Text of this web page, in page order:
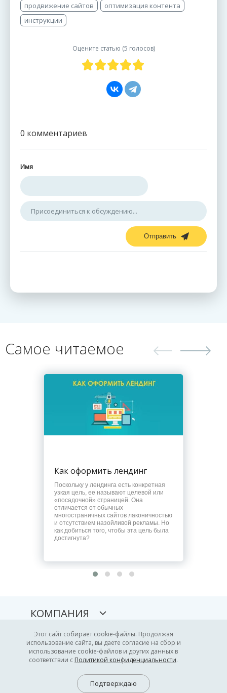
продвижение сайтов
оптимизация контента
инструкции
Оцените статью (5 голосов)
0 комментариев
Имя
Отправить
Самое читаемое
Как оформить лендинг
Поскольку у лендинга есть конкретная
узкая цель, ее называют целевой или
«посадочной» страницей. Она
отличается от обычных
многостраничных сайтов лаконичностью
и отсутствием назойливой рекламы. Но
как добиться того, чтобы эта цель была
достигнута?
Этот сайт собирает cookie-файлы. Продолжая
использование сайта, вы даете согласие на сбор и
использование cookie-файлов и других данных в
соответствии с Политикой конфиденциальности.
Подтверждаю
КОМПАНИЯ
РАЗРАБОТЧИКАМ
ПАРТНЕРАМ
РАБОТА НА БИРЖЕ